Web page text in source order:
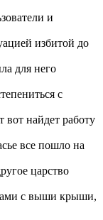
и
избитой до
для него
с
вот найдет работу
все пошло на
царство
с выши крыши,